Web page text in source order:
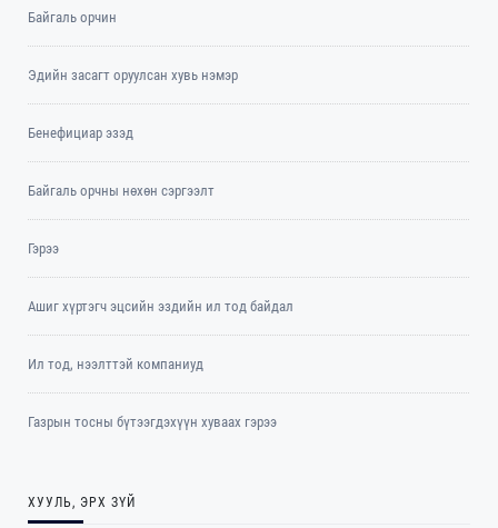
Байгаль орчин
Эдийн засагт оруулсан хувь нэмэр
Бенефициар эзэд
Байгаль орчны нөхөн сэргээлт
Гэрээ
Ашиг хүртэгч эцсийн эздийн ил тод байдал
Ил тод, нээлттэй компаниуд
Газрын тосны бүтээгдэхүүн хуваах гэрээ
ХУУЛЬ, ЭРХ ЗҮЙ